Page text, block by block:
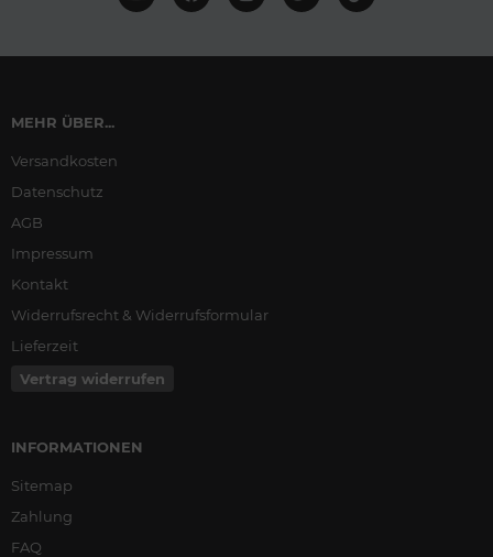
MEHR ÜBER...
Versandkosten
Datenschutz
AGB
Impressum
Kontakt
Widerrufsrecht & Widerrufsformular
Lieferzeit
Vertrag widerrufen
INFORMATIONEN
Sitemap
Zahlung
FAQ